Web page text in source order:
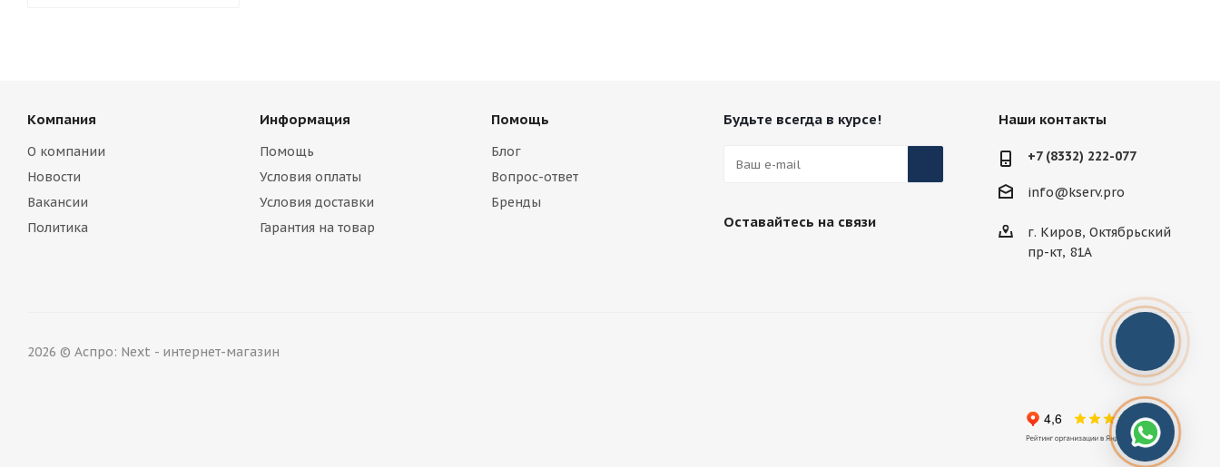
Компания
О компании
Новости
Вакансии
Политика
Информация
Помощь
Условия оплаты
Условия доставки
Гарантия на товар
Помощь
Блог
Вопрос-ответ
Бренды
Будьте всегда в курсе!
Оставайтесь на связи
Наши контакты
+7 (8332) 222-077
info@kserv.pro
г. Киров, Октябрьский
пр-кт, 81А
2026 © Аспро: Next - интернет-магазин